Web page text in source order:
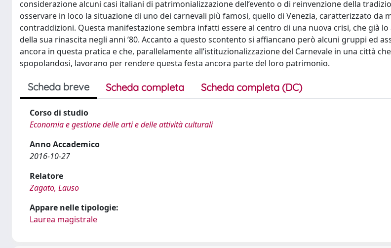
considerazione alcuni casi italiani di patrimonializzazione dell’evento o di reinvenzione della
osservare in loco la situazione di uno dei carnevali più famosi, quello di Venezia, caratterizzato da
contraddizioni. Questa manifestazione sembra infatti essere al centro di una nuova crisi, che già
della sua rinascita negli anni ’80. Accanto a questo scontento si affiancano però alcuni gruppi ed
ancora in questa pratica e che, parallelamente all’istituzionalizzazione del Carnevale in una città
spopolandosi, lavorano per rendere questa festa ancora parte del loro patrimonio.
Scheda breve Scheda completa Scheda completa (DC)
Corso di studio
Economia e gestione delle arti e delle attività culturali
Anno Accademico
2016-10-27
Relatore
Zagato, Lauso
Appare nelle tipologie:
Laurea magistrale